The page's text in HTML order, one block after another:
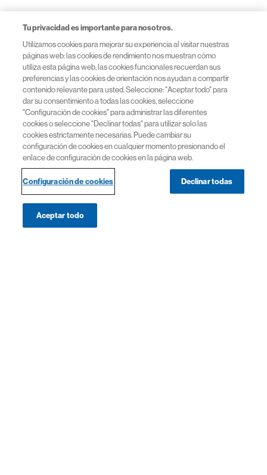
Tu privacidad es importante para nosotros.
Utilizamos cookies para mejorar su experiencia al visitar nuestras
páginas web: las cookies de rendimiento nos muestran cómo
utiliza esta página web, las cookies funcionales recuerdan sus
preferencias y las cookies de orientación nos ayudan a compartir
contenido relevante para usted. Seleccione: "Aceptar todo" para
dar su consentimiento a todas las cookies, seleccione
"Configuración de cookies" para administrar las diferentes
cookies o seleccione "Declinar todas" para utilizar solo las
cookies estrictamente necesarias. Puede cambiar su
configuración de cookies en cualquier momento presionando el
enlace de configuración de cookies en la página web.
Configuración de cookies Declinar todas
Aceptar todo